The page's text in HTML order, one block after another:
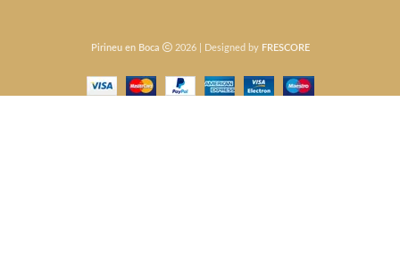
Pirineu en Boca 2026 | Designed by FRESCORE